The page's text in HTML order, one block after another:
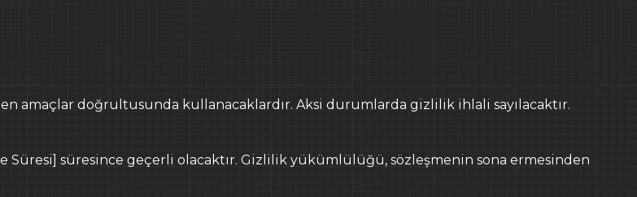
amaçlar doğrultusunda kullanacaklardır. Aksi durumlarda gizlilik ihlali sayılacaktır.
Süresi] süresince geçerli olacaktır. Gizlilik yükümlülüğü, sözleşmenin sona ermesinden